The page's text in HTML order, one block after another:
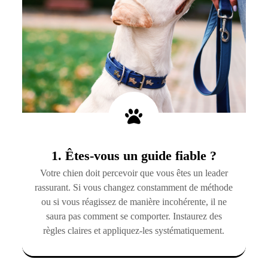
1. Êtes-vous un guide fiable ?
Votre chien doit percevoir que vous êtes un leader
rassurant. Si vous changez constamment de méthode
ou si vous réagissez de manière incohérente, il ne
saura pas comment se comporter. Instaurez des
règles claires et appliquez-les systématiquement.